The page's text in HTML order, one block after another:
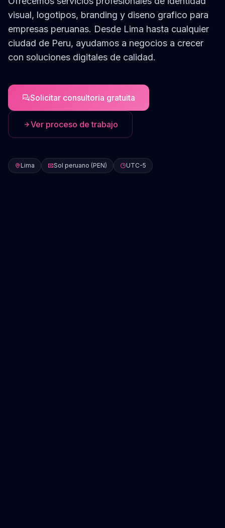
visual, logotipos, branding y diseno grafico para
empresas peruanas. Desde Lima hasta cualquier
ciudad de Peru, ayudamos a negocios a crecer
con soluciones digitales de calidad.
Solicitar consultoria gratuita
Ver proceso de trabajo
Lima Sol peruano (PEN) UTC-5